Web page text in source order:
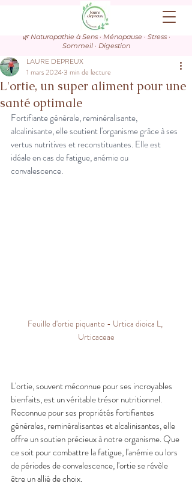
🌿 Naturopathie à Sens · Ménopause · Stress ·
Sommeil · Digestion
L'ortie, un super aliment pour une
santé optimale
LAURE DEPREUX
1 mars 20243 min de lecture
Fortifiante générale, reminéralisante,
alcalinisante, elle soutient l'organisme grâce à ses
vertus nutritives et reconstituantes. Elle est
idéale en cas de fatigue, anémie ou
convalescence.
Feuille d'ortie piquante - Urtica dioica L,
Urticaceae
L'ortie, souvent méconnue pour ses incroyables
bienfaits, est un véritable trésor nutritionnel.
Reconnue pour ses propriétés fortifiantes
générales, reminéralisantes et alcalinisantes, elle
offre un soutien précieux à notre organisme. Que
ce soit pour combattre la fatigue, l'anémie ou lors
de périodes de convalescence, l'ortie se révèle
être un allié de choix.